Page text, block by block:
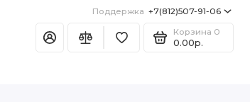
Поддержка +7(812)507-91-06
Корзина 0
0.00р.